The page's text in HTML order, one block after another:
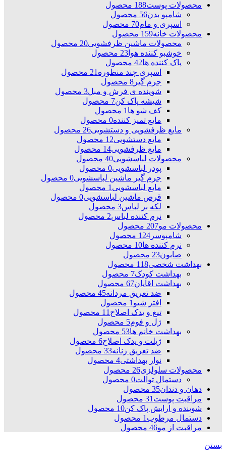
محصولات پوست188 محصول
شامپو بدن56 محصول
اسپری و مام70 محصول
محصولات خانه159 محصول
محصولات ماشین ظرفشویی20 محصول
خوشبو کننده هوا 23 محصول
پاک کننده ها42 محصول
اسپری چند منظوره21 محصول
جرم گیر 8 محصول
شوینده ی فرش و مبل3 محصول
شیشه پاک کن7 محصول
کف شو ها1 محصول
مایع تمیز کننده0 محصول
مایع ظرفشویی و دستشویی26 محصول
مایع دستشویی12 محصول
مایع ظرفشویی14 محصول
محصولات لباسشویی40 محصول
پودر لباسشویی0 محصول
جرم گیر ماشین لباسشویی0 محصول
مایع لباسشویی1 محصول
قرص ماشین لباسشویی0 محصول
لکه بر لباس3 محصول
نرم کننده لباس2 محصول
محصولات مو207 محصول
شامپوسر 124 محصول
نرم کننده ها10 محصول
صابون23 محصول
بهداشت شخصی118 محصول
بهداشت کودک7 محصول
بهداشت اقایان67 محصول
ضد تعریق مردانه45 محصول
افتر شیو1 محصول
تیغ و یدک اصلاح11 محصول
ژل و فوم5 محصول
بهداشت خانم ها53 محصول
ژیلت و یدک اصلاح6 محصول
ضد تعریق زنانه33 محصول
نوار بهداشتی4 محصول
محصولات سلولزی26 محصول
دستمال توالت0 محصول
دهان و دندان35 محصول
مراقبت پوست31 محصول
شوینده و ارایش پاک کن10 محصول
دستمال مرطوب1 محصول
مراقبت از مو46 محصول
بستن